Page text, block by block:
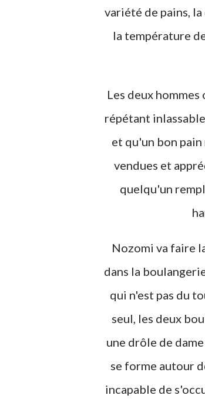
variété de pains,
la température
Les deux
répétant
et qu'un bon
vendues et
quelqu'un
Nozomi va faire
dans la
qui n'est pas du
seul, les deux
une drôle de
se forme autour
incapable de